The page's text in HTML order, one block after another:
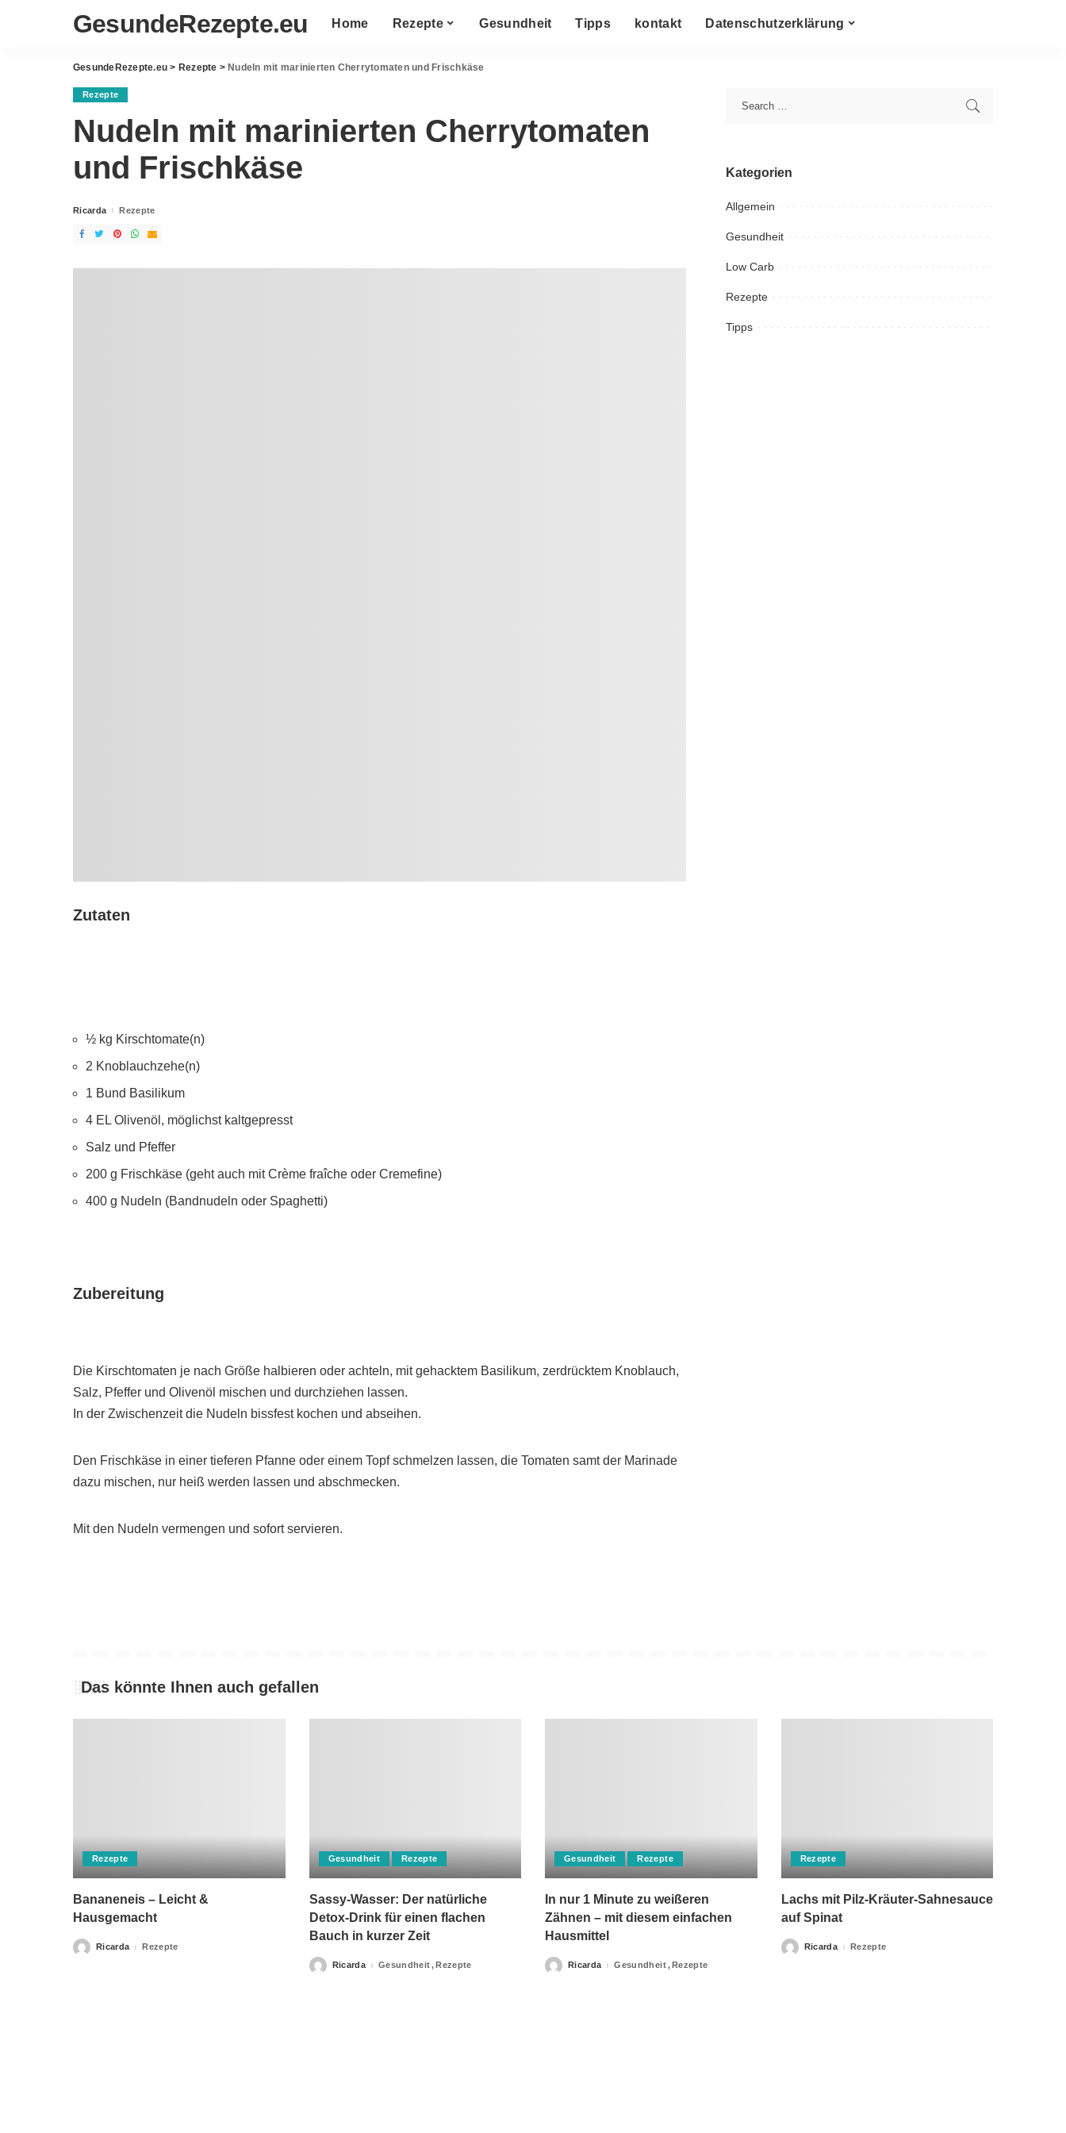
GesundeRezepte.eu Home Rezepte Gesundheit Tipps kontakt Datenschutzerklärung
GesundeRezepte.eu > Rezepte > Nudeln mit marinierten Cherrytomaten und Frischkäse
Rezepte
Nudeln mit marinierten Cherrytomaten
und Frischkäse
Posted
Ricarda Rezepte
Zutaten
½ kg Kirschtomate(n)
2 Knoblauchzehe(n)
1 Bund Basilikum
4 EL Olivenöl, möglichst kaltgepresst
Salz und Pfeffer
200 g Frischkäse (geht auch mit Crème fraîche oder Cremefine)
400 g Nudeln (Bandnudeln oder Spaghetti)
Zubereitung
Die Kirschtomaten je nach Größe halbieren oder achteln, mit gehacktem Basilikum, zerdrücktem Knoblauch,
Salz, Pfeffer und Olivenöl mischen und durchziehen lassen.
In der Zwischenzeit die Nudeln bissfest kochen und abseihen.
Den Frischkäse in einer tieferen Pfanne oder einem Topf schmelzen lassen, die Tomaten samt der Marinade
dazu mischen, nur heiß werden lassen und abschmecken.
Mit den Nudeln vermengen und sofort servieren.
Kategorien
Allgemein
Gesundheit
Low Carb
Rezepte
Tipps
Das könnte Ihnen auch gefallen
Rezepte
Bananeneis – Leicht &
Hausgemacht
PostedRicarda Rezepte
Gesundheit Rezepte
Sassy-Wasser: Der natürliche
Detox-Drink für einen flachen
Bauch in kurzer Zeit
PostedRicarda Gesundheit Rezepte
Gesundheit Rezepte
In nur 1 Minute zu weißeren
Zähnen – mit diesem einfachen
Hausmittel
PostedRicarda Gesundheit Rezepte
Rezepte
Lachs mit Pilz-Kräuter-Sahnesauce
auf Spinat
PostedRicarda Rezepte